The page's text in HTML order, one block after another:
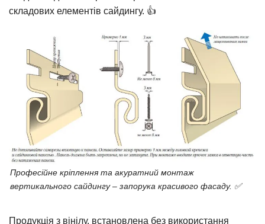
складових елементів сайдингу. 👍
Професійне кріплення та акуратний монтаж
вертикального сайдингу – запорука красивого фасаду. ✅
Продукція з вінілу, встановлена без використання